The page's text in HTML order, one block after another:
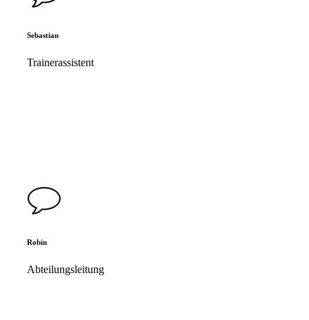
Sebastian
Trainerassistent
Robin
Abteilungsleitung